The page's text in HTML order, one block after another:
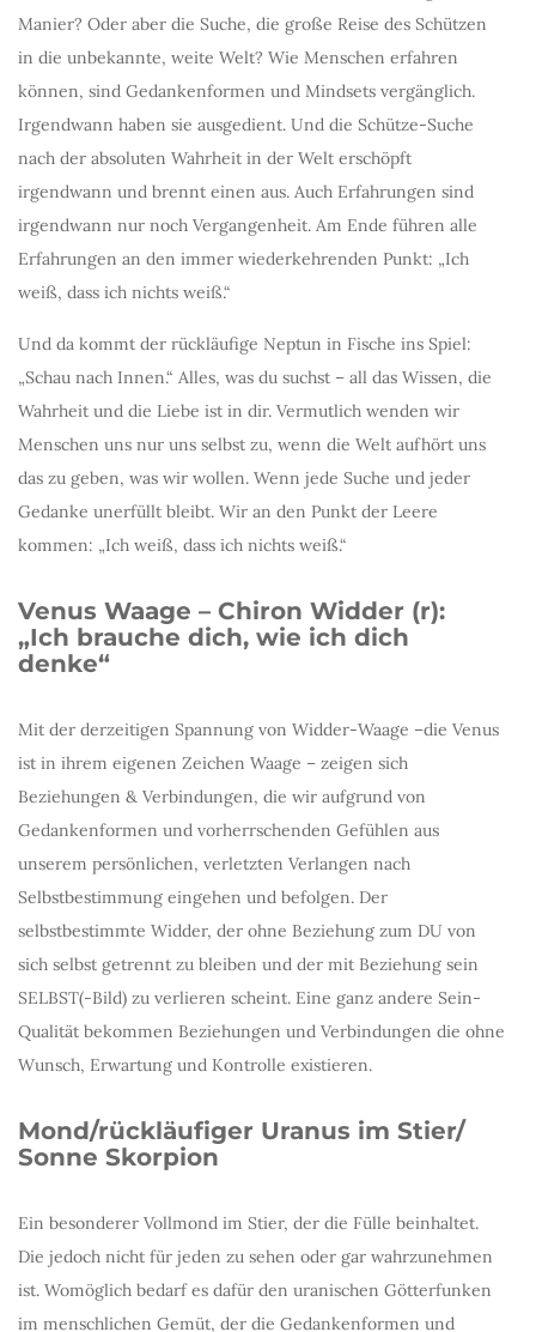
Manier? Oder aber die Suche, die große Reise des Schützen
in die unbekannte, weite Welt? Wie Menschen erfahren
können, sind Gedankenformen und Mindsets vergänglich.
Irgendwann haben sie ausgedient. Und die Schütze-Suche
nach der absoluten Wahrheit in der Welt erschöpft
irgendwann und brennt einen aus. Auch Erfahrungen sind
irgendwann nur noch Vergangenheit. Am Ende führen alle
Erfahrungen an den immer wiederkehrenden Punkt: „Ich
weiß, dass ich nichts weiß.“
Und da kommt der rückläufige Neptun in Fische ins Spiel:
„Schau nach Innen.“ Alles, was du suchst – all das Wissen, die
Wahrheit und die Liebe ist in dir. Vermutlich wenden wir
Menschen uns nur uns selbst zu, wenn die Welt aufhört uns
das zu geben, was wir wollen. Wenn jede Suche und jeder
Gedanke unerfüllt bleibt. Wir an den Punkt der Leere
kommen: „Ich weiß, dass ich nichts weiß.“
Venus Waage – Chiron Widder (r):
„Ich brauche dich, wie ich dich
denke“
Mit der derzeitigen Spannung von Widder-Waage –die Venus
ist in ihrem eigenen Zeichen Waage – zeigen sich
Beziehungen & Verbindungen, die wir aufgrund von
Gedankenformen und vorherrschenden Gefühlen aus
unserem persönlichen, verletzten Verlangen nach
Selbstbestimmung eingehen und befolgen. Der
selbstbestimmte Widder, der ohne Beziehung zum DU von
sich selbst getrennt zu bleiben und der mit Beziehung sein
SELBST(-Bild) zu verlieren scheint. Eine ganz andere Sein-
Qualität bekommen Beziehungen und Verbindungen die ohne
Wunsch, Erwartung und Kontrolle existieren.
Mond/rückläufiger Uranus im Stier/
Sonne Skorpion
Ein besonderer Vollmond im Stier, der die Fülle beinhaltet.
Die jedoch nicht für jeden zu sehen oder gar wahrzunehmen
ist. Womöglich bedarf es dafür den uranischen Götterfunken
im menschlichen Gemüt, der die Gedankenformen und